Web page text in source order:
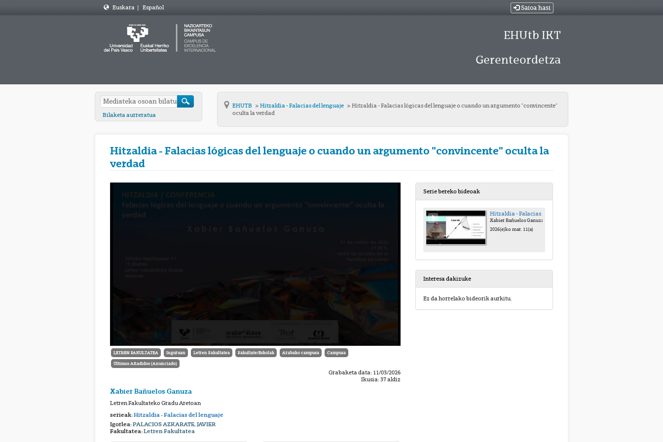
Euskara | Español Saioa hasi
EHUtb IKT
Gerenteordetza
Bilaketa aurreratua
EHUTB Hitzaldia - Falacias del lenguaje
Hitzaldia - Falacias lógicas del lenguaje o cuando un argumento "convincente"
oculta la verdad
Hitzaldia - Falacias lógicas del lenguaje o cuando un argumento "convincente" oculta la
verdad
LETREN FAKULTATEA Inguruan Letren Fakultatea Fakultate/Eskolak Arabako campusa Campusa
Últimos Añadidos (Anunciado)
Grabaketa data: 11/03/2026
Ikusia: 37 aldiz
Xabier Bañuelos Ganuza
Letren Fakultateko Gradu Aretoan
serieak:Hitzaldia - Falacias del lenguaje
Igorlea:PALACIOS AZKARATE, JAVIER
Fakultatea:Letren Fakultatea
Serie bereko bideoak
Hitzaldia - Falacias lógicas del lenguaje o cuando un argumento "convincente" oculta la verdad
Xabier Bañuelos Ganuza
2026(e)ko mar. 11(a)
Interesa dakizuke
Ez da horrelako bideorik aurkitu.